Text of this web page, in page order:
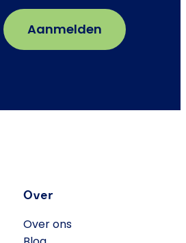
Over
Over ons